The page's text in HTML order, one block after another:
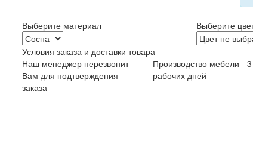
Выберите материал Выберите
Условия заказа и доставки товара
Наш менеджер перезвонит
Вам для подтверждения
заказа
Производство мебели -
рабочих дней